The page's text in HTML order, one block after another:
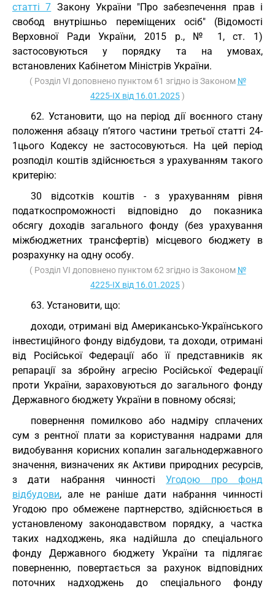
статті 7 Закону України "Про забезпечення прав і
свобод внутрішньо переміщених осіб" (Відомості
Верховної Ради України, 2015 р., № 1, ст. 1)
застосовуються у порядку та на умовах,
встановлених Кабінетом Міністрів України.
( Розділ VI доповнено пунктом 61 згідно із Законом №
4225-IX від 16.01.2025)
62. Установити, що на період дії воєнного стану
положення абзацу п’ятого частини третьої статті 24-
1цього Кодексу не застосовуються. На цей період
розподіл коштів здійснюється з урахуванням такого
критерію:
30 відсотків коштів - з урахуванням рівня
податкоспроможності відповідно до показника
обсягу доходів загального фонду (без урахування
міжбюджетних трансфертів) місцевого бюджету в
розрахунку на одну особу.
( Розділ VI доповнено пунктом 62 згідно із Законом №
4225-IX від 16.01.2025)
63. Установити, що:
доходи, отримані від Американсько-Українського
інвестиційного фонду відбудови, та доходи, отримані
від Російської Федерації або її представників як
репарації за збройну агресію Російської Федерації
проти України, зараховуються до загального фонду
Державного бюджету України в повному обсязі;
повернення помилково або надміру сплачених
сум з рентної плати за користування надрами для
видобування корисних копалин загальнодержавного
значення, визначених як Активи природних ресурсів,
з дати набрання чинностіУгодою про фонд
відбудови, але не раніше дати набрання чинності
Угодою про обмежене партнерство, здійснюється в
установленому законодавством порядку, а частка
таких надходжень, яка надійшла до спеціального
фонду Державного бюджету України та підлягає
поверненню, повертається за рахунок відповідних
поточних надходжень до спеціального фонду